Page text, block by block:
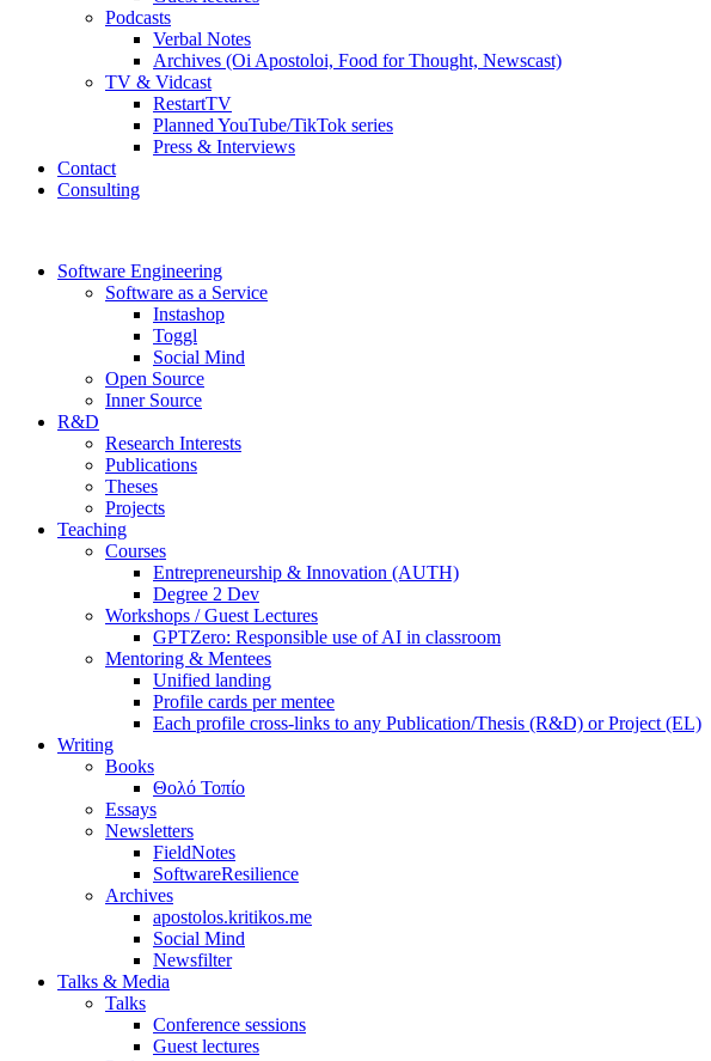
Podcasts
Verbal Notes
Archives (Oi Apostoloi, Food for Thought, Newscast)
TV & Vidcast
RestartTV
Planned YouTube/TikTok series
Press & Interviews
Contact
Consulting
Software Engineering
Software as a Service
Instashop
Toggl
Social Mind
Open Source
Inner Source
R&D
Research Interests
Publications
Theses
Projects
Teaching
Courses
Entrepreneurship & Innovation (AUTH)
Degree 2 Dev
Workshops / Guest Lectures
GPTZero: Responsible use of AI in classroom
Mentoring & Mentees
Unified landing
Profile cards per mentee
Each profile cross-links to any Publication/Thesis (R&D) or Project (EL)
Writing
Books
Θολό Τοπίο
Essays
Newsletters
FieldNotes
SoftwareResilience
Archives
apostolos.kritikos.me
Social Mind
Newsfilter
Talks & Media
Talks
Conference sessions
Guest lectures